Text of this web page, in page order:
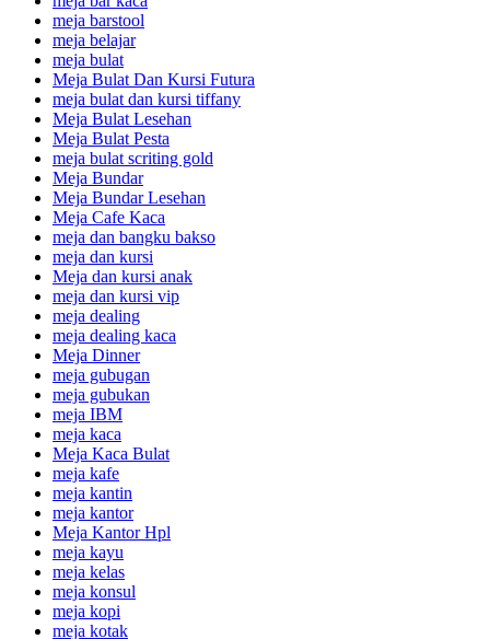
meja barstool
meja belajar
meja bulat
Meja Bulat Dan Kursi Futura
meja bulat dan kursi tiffany
Meja Bulat Lesehan
Meja Bulat Pesta
meja bulat scriting gold
Meja Bundar
Meja Bundar Lesehan
Meja Cafe Kaca
meja dan bangku bakso
meja dan kursi
Meja dan kursi anak
meja dan kursi vip
meja dealing
meja dealing kaca
Meja Dinner
meja gubugan
meja gubukan
meja IBM
meja kaca
Meja Kaca Bulat
meja kafe
meja kantin
meja kantor
Meja Kantor Hpl
meja kayu
meja kelas
meja konsul
meja kopi
meja kotak